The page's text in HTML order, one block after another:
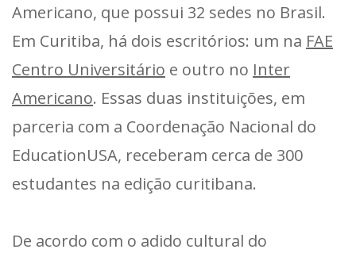
Americano, que possui 32 sedes no Brasil.
Em Curitiba, há dois escritórios: um na FAE
Centro Universitário e outro no Inter
Americano. Essas duas instituições, em
parceria com a Coordenação Nacional do
EducationUSA, receberam cerca de 300
estudantes na edição curitibana.
De acordo com o adido cultural do